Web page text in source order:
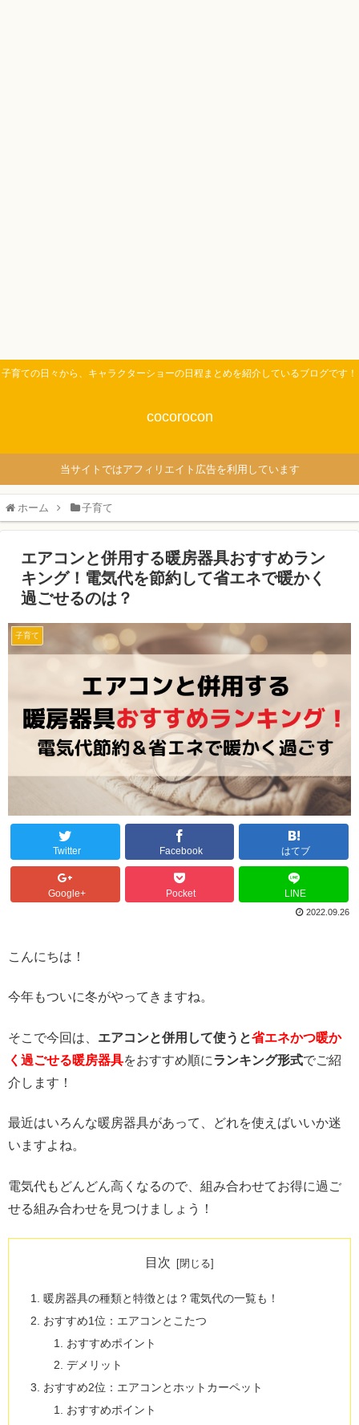
子育ての日々から、キャラクターショーの日程まとめを紹介しているブログです！
cocorocon
当サイトではアフィリエイト広告を利用しています
ホーム 子育て
エアコンと併用する暖房器具おすすめラン
キング！電気代を節約して省エネで暖かく
過ごせるのは？
子育て
Twitter Facebook はてブ
Google+ Pocket LINE
2022.09.26
こんにちは！
今年もついに冬がやってきますね。
そこで今回は、 エアコンと併用して使うと省エネかつ暖か
く過ごせる暖房器具をおすすめ順にランキング形式でご紹
介します！
最近はいろんな暖房器具があって、どれを使えばいいか迷
いますよね。
電気代もどんどん高くなるので、組み合わせてお得に過ご
せる組み合わせを見つけましょう！
目次
暖房器具の種類と特徴とは？電気代の一覧も！
おすすめ1位：エアコンとこたつ
おすすめポイント
デメリット
おすすめ2位：エアコンとホットカーペット
おすすめポイント